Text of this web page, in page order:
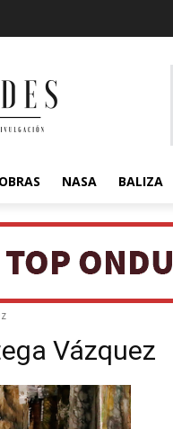
OBRAS NASA BALIZA
Vázquez